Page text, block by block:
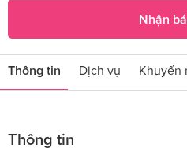
Nhận
Thông tin Dịch vụ Khuyến
Thông tin